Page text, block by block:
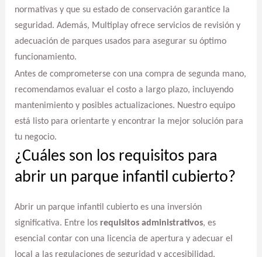
normativas y que su estado de conservación garantice la
seguridad. Además, Multiplay ofrece servicios de revisión y
adecuación de parques usados para asegurar su óptimo
funcionamiento.
Antes de comprometerse con una compra de segunda mano,
recomendamos evaluar el costo a largo plazo, incluyendo
mantenimiento y posibles actualizaciones. Nuestro equipo
está listo para orientarte y encontrar la mejor solución para
tu negocio.
¿Cuáles son los requisitos para
abrir un parque infantil cubierto?
Abrir un parque infantil cubierto es una inversión
significativa. Entre los requisitos administrativos, es
esencial contar con una licencia de apertura y adecuar el
local a las regulaciones de seguridad y accesibilidad.